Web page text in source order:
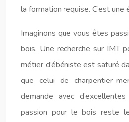
la formation requise. C’est une
Imaginons que vous êtes
bois. Une recherche sur IMT
métier d’ébéniste est saturé
que celui de charpentier-
demande avec
passion pour le bois reste